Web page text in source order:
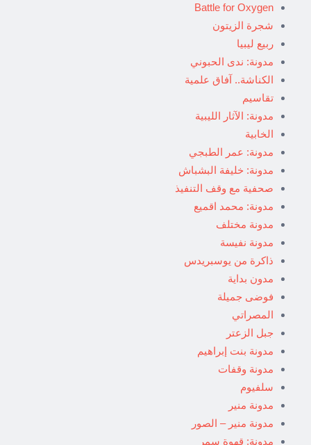
Battle for Oxygen
شجرة الزيتون
ربيع ليبيا
مدونة: ندى الحبوني
الكناشة.. آفاق علمية
تقاسيم
مدونة: الآثار الليبية
الخابية
مدونة: عمر الطبجي
مدونة: خليفة البشباش
صحفية مع وقف التنفيذ
مدونة: محمد اقميع
مدونة مختلف
مدونة نفيسة
ذاكرة من يوسبريدس
مدون بداية
فوضى جميلة
المصراتي
جبل الزعتر
مدونة بنت إبراهيم
مدونة وقفات
سلفيوم
مدونة منير
مدونة منير – الصور
مدونة: قهوة سمر